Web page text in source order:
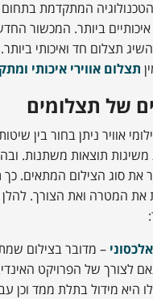
המתקדמת
ביותר. המכשור
תצלום חד ואיכותי
תצלום אווירי איכותי
של תצלומים
אוויר ניתן בחור בין
משיגות תוצאות משתנות.
את סוג הצילום המתאים.
המטרה ואת הצורך. להלן
– מדובר בצילום
לצורך של הפרויקט
היא מידול בתלת ממד וכן